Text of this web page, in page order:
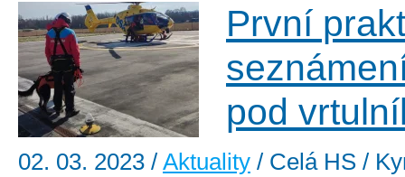
První
pod
02. 03. 2023 / Aktuality / Celá HS /